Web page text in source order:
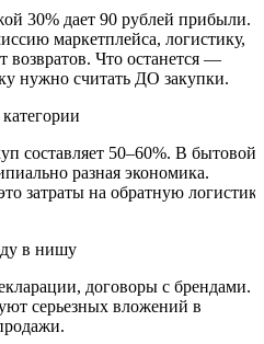
30% дает 90 рублей прибыли.
маркетплейса, логистику,
возвратов. Что останется —
нужно считать ДО закупки.
составляет 50–60%. В бытовой
разная экономика.
затраты на обратную
в нишу
договоры с брендами.
серьезных вложений в